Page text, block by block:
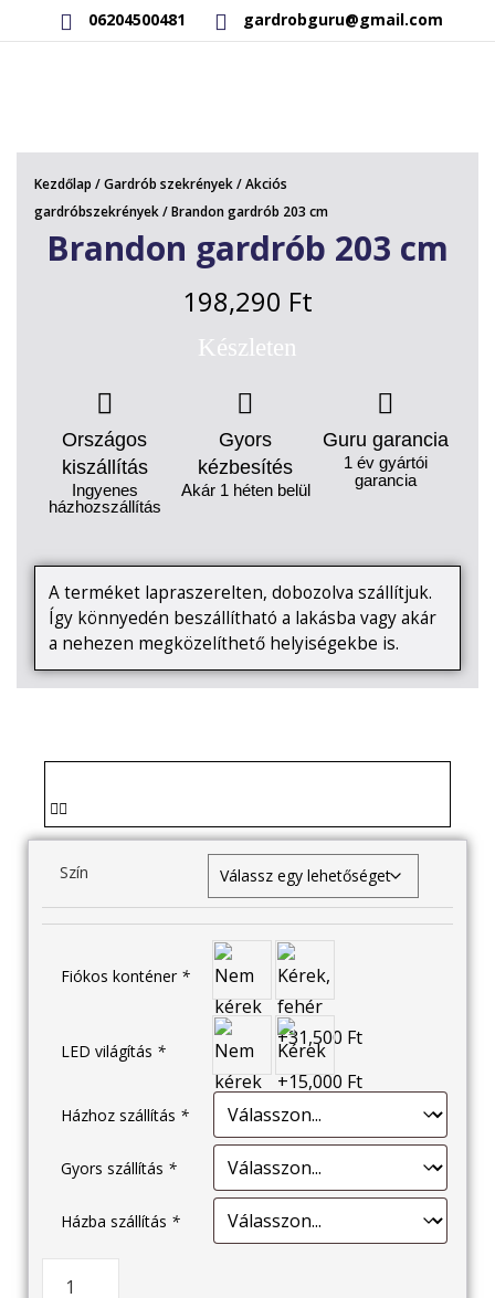
06204500481 gardrobguru@gmail.com
RAKTÁRON LÉVŐ TERMÉKEK
SAJÁT GYÁRTÁSÚ TERMÉKEK
KAPCSOLAT
Kezdőlap /Gardrób szekrények/Akciós
gardróbszekrények/ Brandon gardrób 203 cm
Brandon gardrób 203 cm
198,290 Ft
Készleten
Országos
kiszállítás
Ingyenes
házhozszállítás
Gyors
kézbesítés
Akár 1 héten belül
Guru garancia
1 év gyártói
garancia
A terméket lapraszerelten, dobozolva szállítjuk.
Így könnyedén beszállítható a lakásba vagy akár
a nehezen megközelíthető helyiségekbe is.
Szín
Fiókos konténer *
LED világítás *
Házhoz szállítás *
Gyors szállítás *
Házba szállítás *